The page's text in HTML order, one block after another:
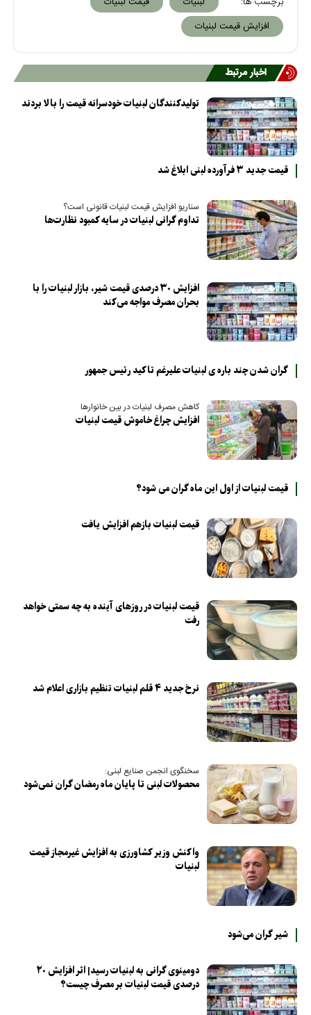
افزایش قیمت لبنیات
اخبار مرتبط
تولیدکنندگان لبنیات خودسرانه قیمت را بالا بردند
قیمت جدید ٣ فرآورده لبنی ابلاغ شد
سناریو افزایش قیمت لبنیات قانونی است؟
تداوم گرانی لبنیات در سایه کمبود نظارت‌ها
افزایش ۳۰ درصدی قیمت شیر، بازار لبنیات را با
بحران مصرف مواجه می‌کند
گران شدن چند باره ی لبنیات علیرغم تاکید رئیس جمهور
کاهش مصرف لبنیات در بین خانوارها
افزایش چراغ خاموش قیمت لبنیات
قیمت لبنیات از اول این ماه گران می شود؟
قیمت لبنیات بازهم افزایش یافت
قیمت لبنیات در روزهای آینده به چه سمتی خواهد
رفت
نرخ جدید ۴ قلم لبنیات تنظیم بازاری اعلام شد
سخنگوی انجمن صنایع لبنی:
محصولات لبنی تا پایان ماه رمضان گران نمی‌شود
واکنش وزیر کشاورزی به افزایش غیرمجاز قیمت
لبنیات
شیر گران می‌شود
دومینوی گرانی به لبنیات رسید| اثر افزایش ۲۰
درصدی قیمت لبنیات بر مصرف چیست؟